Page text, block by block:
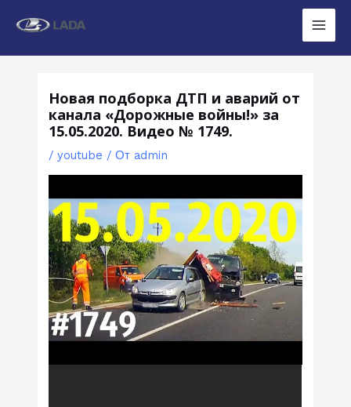
Main
Новая подборка ДТП и аварий от
канала «Дорожные войны!» за
15.05.2020. Видео № 1749.
/youtube / От admin